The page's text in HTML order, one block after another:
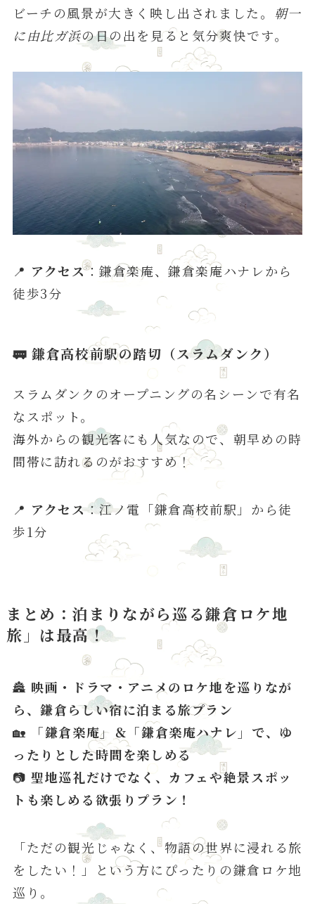
ビーチの風景が大きく映し出されました。 朝一
に由比ガ浜の日の出を見ると気分爽快です。
📍 アクセス：鎌倉楽庵、鎌倉楽庵ハナレから
徒歩3分
🚃鎌倉高校前駅の踏切（スラムダンク）
スラムダンクのオープニングの名シーンで有名
なスポット。
海外からの観光客にも人気なので、朝早めの時
間帯に訪れるのがおすすめ！
📍 アクセス：江ノ電「鎌倉高校前駅」から徒
歩1分
まとめ：泊まりながら巡る鎌倉ロケ地
旅」は最高！
🏯 映画・ドラマ・アニメのロケ地を巡りなが
ら、鎌倉らしい宿に泊まる旅プラン
🏡
「鎌倉楽庵」＆「鎌倉楽庵ハナレ」で、ゆ
ったりとした時間を楽しめる
📷聖地巡礼だけでなく、カフェや絶景スポッ
トも楽しめる欲張りプラン！
「ただの観光じゃなく、物語の世界に浸れる旅
をしたい！」という方にぴったりの鎌倉ロケ地
巡り。